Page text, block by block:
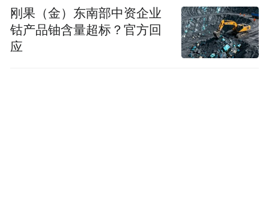
刚果（金）东南部中资企业
钴产品铀含量超标？官方回
应